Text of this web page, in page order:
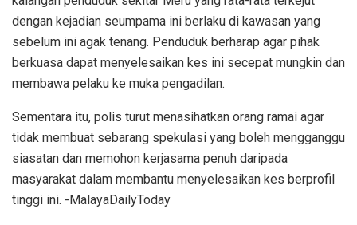
dengan kejadian seumpama ini berlaku di kawasan yang
sebelum ini agak tenang. Penduduk berharap agar pihak
berkuasa dapat menyelesaikan kes ini secepat mungkin dan
membawa pelaku ke muka pengadilan.
Sementara itu, polis turut menasihatkan orang ramai agar
tidak membuat sebarang spekulasi yang boleh mengganggu
siasatan dan memohon kerjasama penuh daripada
masyarakat dalam membantu menyelesaikan kes berprofil
tinggi ini. -MalayaDailyToday